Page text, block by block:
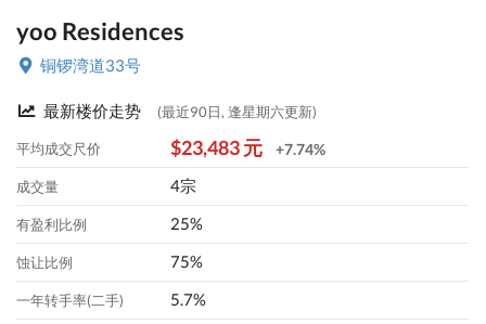
yoo Residences
铜锣湾道33号
最新楼价走势 (最近90日, 逢星期六更新)
平均成交尺价 $23,483 元 +7.74%
成交量 4宗
有盈利比例 25%
蚀让比例 75%
一年转手率(二手) 5.7%